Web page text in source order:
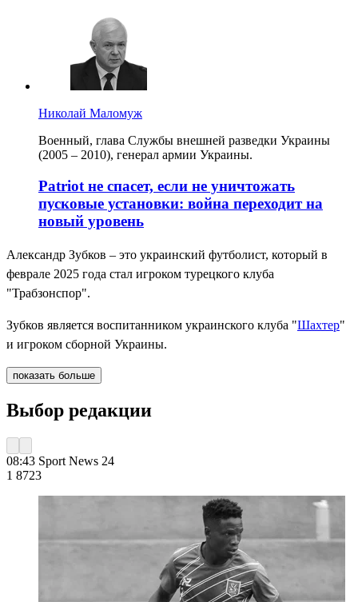
Николай Маломуж
Военный, глава Службы внешней разведки Украины
(2005 – 2010), генерал армии Украины.
Patriot не спасет, если не уничтожать
пусковые установки: война переходит на
новый уровень
Александр Зубков – это украинский футболист, который в
феврале 2025 года стал игроком турецкого клуба
"Трабзонспор".
Зубков является воспитанником украинского клуба "Шахтер"
и игроком сборной Украины.
показать больше
Выбор редакции
08:43 Sport News 24
1 8723